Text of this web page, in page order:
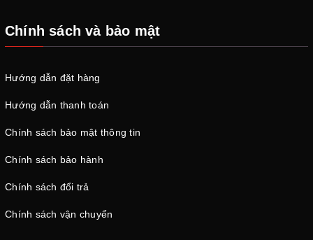
Chính sách và bảo mật
Hướng dẫn đặt hàng
Hướng dẫn thanh toán
Chính sách bảo mật thông tin
Chính sách bảo hành
Chính sách đổi trả
Chính sách vận chuyển